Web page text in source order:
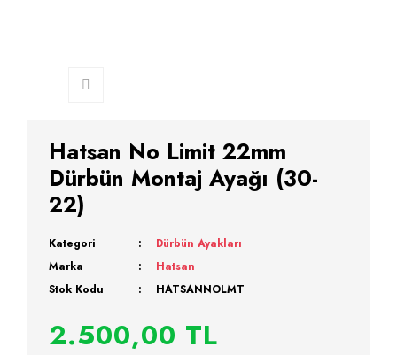
Hatsan No Limit 22mm
Dürbün Montaj Ayağı (30-
22)
Kategori
Dürbün Ayakları
Marka
Hatsan
Stok Kodu
HATSANNOLMT
2.500,00 TL